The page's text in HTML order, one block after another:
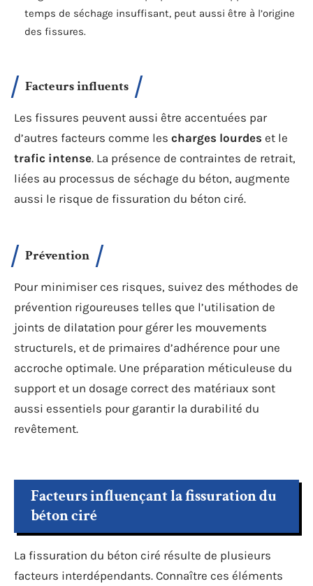
temps de séchage insuffisant, peut aussi être à l’origine
des fissures.
Facteurs influents
Les fissures peuvent aussi être accentuées par
d’autres facteurs comme les charges lourdes et le
trafic intense. La présence de contraintes de retrait,
liées au processus de séchage du béton, augmente
aussi le risque de fissuration du béton ciré.
Prévention
Pour minimiser ces risques, suivez des méthodes de
prévention rigoureuses telles que l’utilisation de
joints de dilatation pour gérer les mouvements
structurels, et de primaires d’adhérence pour une
accroche optimale. Une préparation méticuleuse du
support et un dosage correct des matériaux sont
aussi essentiels pour garantir la durabilité du
revêtement.
Facteurs influençant la fissuration du
béton ciré
La fissuration du béton ciré résulte de plusieurs
facteurs interdépendants. Connaître ces éléments